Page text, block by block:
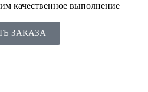
качественное выполнение
ЗАКАЗА